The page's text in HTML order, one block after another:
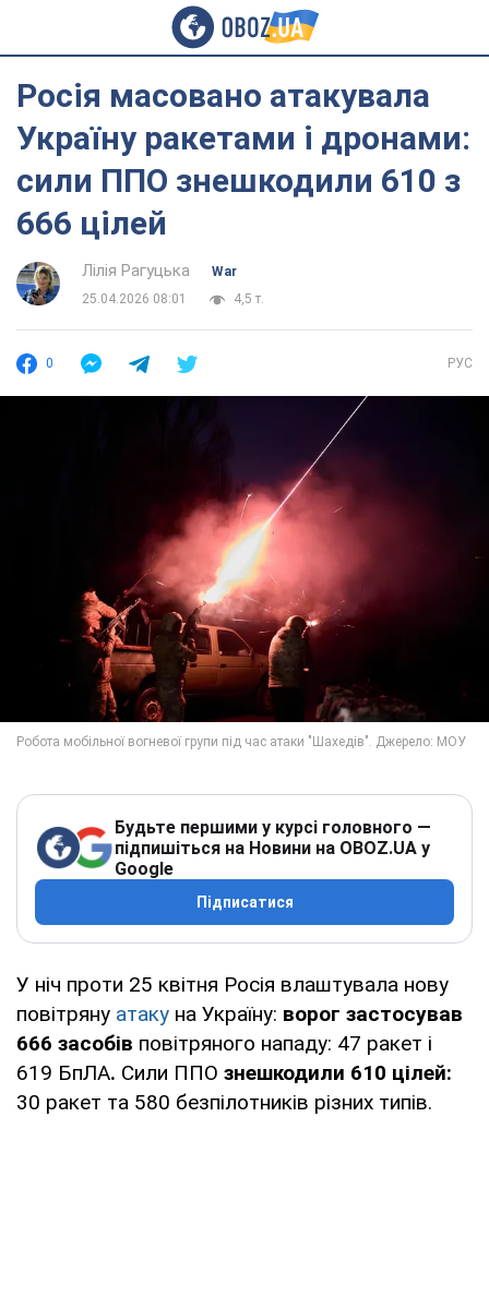
Росія масовано атакувала
Україну ракетами і дронами:
сили ППО знешкодили 610 з
666 цілей
Лілія Рагуцька
War
25.04.2026 08:01
4,5 т.
0 РУС
Будьте першими у курсі головного —
підпишіться на Новини на OBOZ.UA у
Google
Підписатися
У ніч проти 25 квітня Росія влаштувала нову
повітряну атаку на Україну: ворог застосував
666 засобів повітряного нападу: 47 ракет і
619 БпЛА. Сили ППО знешкодили 610 цілей:
30 ракет та 580 безпілотників різних типів.